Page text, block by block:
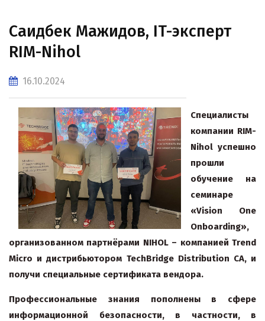
Саидбек Мажидов, IT-эксперт
RIM-Nihol
16.10.2024
Специалисты
компании RIM-
Nihol успешно
прошли
обучение на
семинаре
«Vision One
Onboarding»,
организованном партнёрами NIHOL– компаниейTrend
Micro и дистрибьютором TechBridge Distribution CA, и
получи специальные сертификата вендора.
Профессиональные знания пополнены в сфере
информационной безопасности, в частности, в